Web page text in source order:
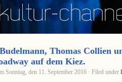
Thomas Collien
auf dem Kiez.
Sonntag, den 11. September 2016 · Filed under